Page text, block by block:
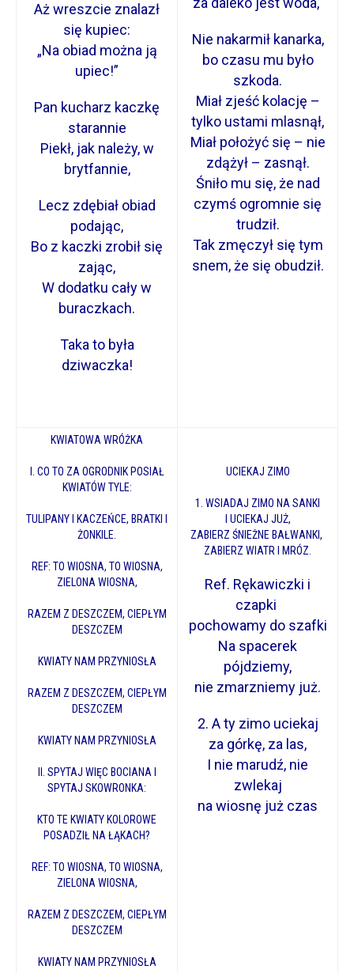
Aż wreszcie znalazł
się kupiec:
„Na obiad można ją
upiec!”
Pan kucharz kaczkę
starannie
Piekł, jak należy, w
brytfannie,
Lecz zdębiał obiad
podając,
Bo z kaczki zrobił się
zając,
W dodatku cały w
buraczkach.
Taka to była
dziwaczka!
Nie nakarmił kanarka,
bo czasu mu było
szkoda.
Miał zjeść kolację –
tylko ustami mlasnął,
Miał położyć się – nie
zdążył – zasnął.
Śniło mu się, że nad
czymś ogromnie się
trudził.
Tak zmęczył się tym
snem, że się obudził.
KWIATOWA WRÓŻKA
I. CO TO ZA OGRODNIK POSIAŁ
KWIATÓW TYLE:
TULIPANY I KACZEŃCE, BRATKI I
ŻONKILE.
REF: TO WIOSNA, TO WIOSNA,
ZIELONA WIOSNA,
RAZEM Z DESZCZEM, CIEPŁYM
DESZCZEM
KWIATY NAM PRZYNIOSŁA
RAZEM Z DESZCZEM, CIEPŁYM
DESZCZEM
KWIATY NAM PRZYNIOSŁA
II. SPYTAJ WIĘC BOCIANA I
SPYTAJ SKOWRONKA:
KTO TE KWIATY KOLOROWE
POSADZIŁ NA ŁĄKACH?
REF: TO WIOSNA, TO WIOSNA,
ZIELONA WIOSNA,
RAZEM Z DESZCZEM, CIEPŁYM
DESZCZEM
KWIATY NAM PRZYNIOSŁA
UCIEKAJ ZIMO
1. WSIADAJ ZIMO NA SANKI
I UCIEKAJ JUŻ,
ZABIERZ ŚNIEŻNE BAŁWANKI,
ZABIERZ WIATR I MRÓZ.
Ref. Rękawiczki i
czapki
pochowamy do szafki
Na spacerek
pójdziemy,
nie zmarzniemy już.
2. A ty zimo uciekaj
za górkę, za las,
I nie marudź, nie
zwlekaj
na wiosnę już czas